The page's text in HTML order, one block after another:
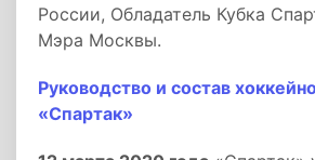
России, Обладатель Кубка
Мэра Москвы.
Руководство и состав
«Спартак»